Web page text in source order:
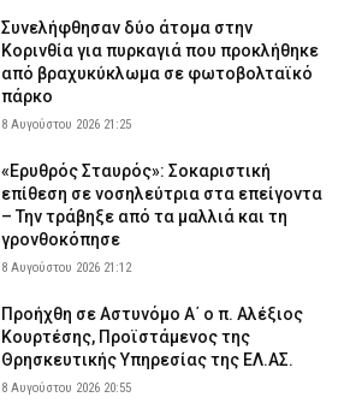
Συνελήφθησαν δύο άτομα στην
Κορινθία για πυρκαγιά που προκλήθηκε
από βραχυκύκλωμα σε φωτοβολταϊκό
πάρκο
8 Αυγούστου 2026 21:25
«Ερυθρός Σταυρός»: Σοκαριστική
επίθεση σε νοσηλεύτρια στα επείγοντα
– Την τράβηξε από τα μαλλιά και τη
γρονθοκόπησε
8 Αυγούστου 2026 21:12
Προήχθη σε Αστυνόμο Α΄ ο π. Αλέξιος
Κουρτέσης, Προϊστάμενος της
Θρησκευτικής Υπηρεσίας της ΕΛ.ΑΣ.
8 Αυγούστου 2026 20:55